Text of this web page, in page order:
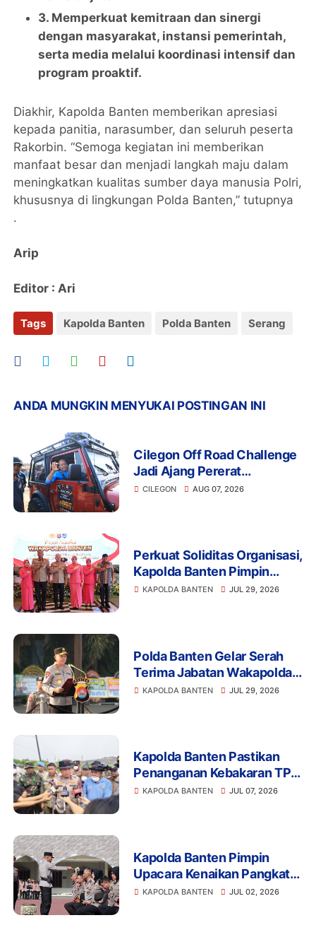
3. Memperkuat kemitraan dan sinergi
dengan masyarakat, instansi pemerintah,
serta media melalui koordinasi intensif dan
program proaktif.
Diakhir, Kapolda Banten memberikan apresiasi
kepada panitia, narasumber, dan seluruh peserta
Rakorbin. “Semoga kegiatan ini memberikan
manfaat besar dan menjadi langkah maju dalam
meningkatkan kualitas sumber daya manusia Polri,
khususnya di lingkungan Polda Banten,” tutupnya
.
Arip
Editor : Ari
Tags Kapolda Banten Polda Banten Serang
ANDA MUNGKIN MENYUKAI POSTINGAN INI
Cilegon Off Road Challenge
Jadi Ajang Pererat
Silaturahmi dan
CILEGON AUG 07, 2026
Perkuat Soliditas Organisasi,
Kapolda Banten Pimpin
Pisah Sambut Wakapolda
KAPOLDA BANTEN JUL 29, 2026
Polda Banten Gelar Serah
Terima Jabatan Wakapolda,
PJU, serta Kapolres Cilegon
KAPOLDA BANTEN JUL 29, 2026
Kapolda Banten Pastikan
Penanganan Kebakaran TPA
Jatiwaringin Berjalan
KAPOLDA BANTEN JUL 07, 2026
Kapolda Banten Pimpin
Upacara Kenaikan Pangkat
Personel Periode 1 Juli 2026
KAPOLDA BANTEN JUL 02, 2026